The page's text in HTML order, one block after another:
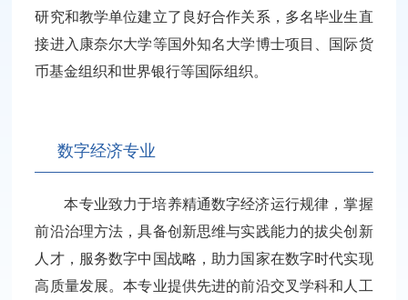
研究和教学单位建立了良好合作关系，多名毕业生直
接进入康奈尔大学等国外知名大学博士项目、国际货
币基金组织和世界银行等国际组织。
数字经济专业
本专业致力于培养精通数字经济运行规律，掌握
前沿治理方法，具备创新思维与实践能力的拔尖创新
人才，服务数字中国战略，助力国家在数字时代实现
高质量发展。本专业提供先进的前沿交叉学科和人工